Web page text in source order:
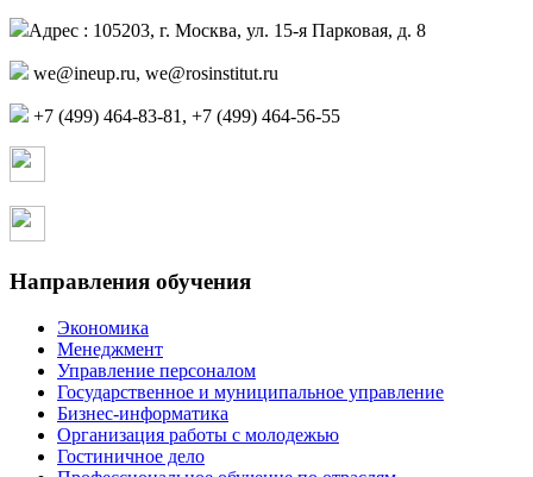
Адрес : 105203, г. Москва, ул. 15-я Парковая, д. 8
we@ineup.ru, we@rosinstitut.ru
+7 (499) 464-83-81, +7 (499) 464-56-55
Направления обучения
Экономика
Менеджмент
Управление персоналом
Государственное и муниципальное управление
Бизнес-информатика
Организация работы с молодежью
Гостиничное дело